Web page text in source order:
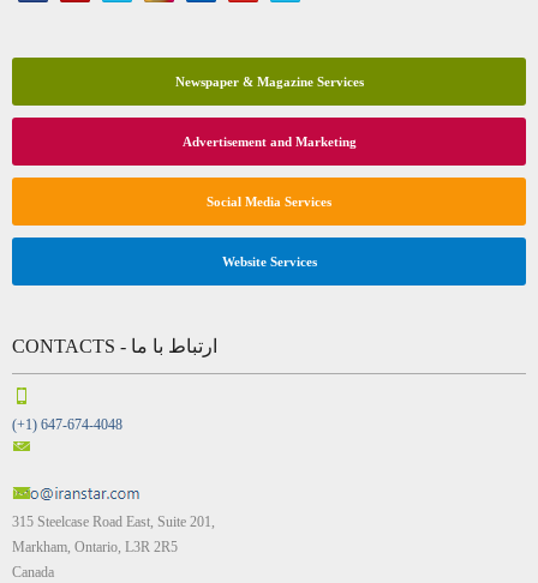
Newspaper & Magazine Services
Advertisement and Marketing
Social Media Services
Website Services
CONTACTS - ارتباط با ما
(+1) 647-674-4048
315 Steelcase Road East, Suite 201,
Markham, Ontario, L3R 2R5
Canada